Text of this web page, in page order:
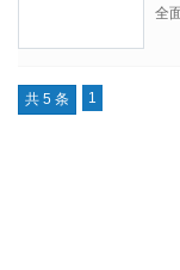
全
共 5 条
1